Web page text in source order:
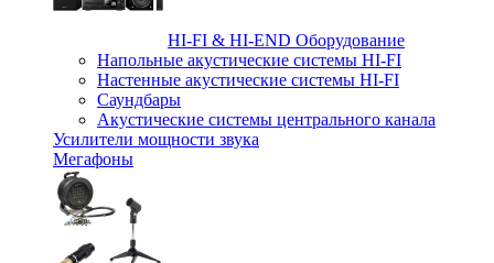
HI-FI & HI-END Оборудование
Напольные акустические системы HI-FI
Настенные акустические системы HI-FI
Саундбары
Акустические системы центрального канала
Усилители мощности звука
Мегафоны